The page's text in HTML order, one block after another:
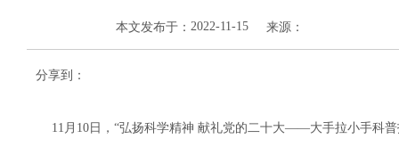
本文发布于： 2022-11-15 来源：
分享到：
11月10日，“弘扬科学精神 献礼党的二十大——大手拉小手科普